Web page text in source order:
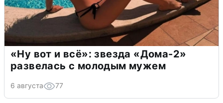
«Ну вот и всё»: звезда «Дома-2»
развелась с молодым мужем
6 августа 77